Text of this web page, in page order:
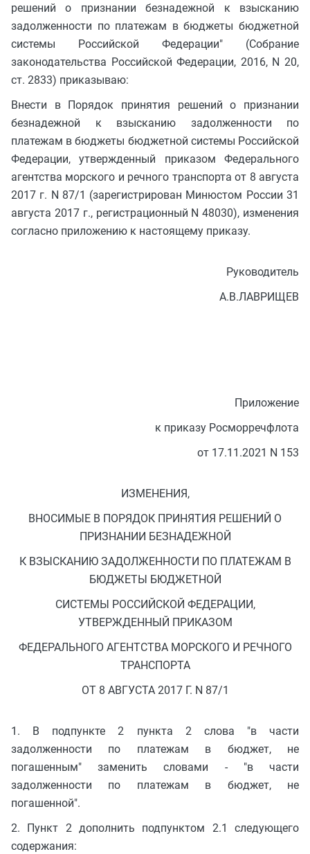
решений о признании безнадежной к взысканию
задолженности по платежам в бюджеты бюджетной
системы Российской Федерации" (Собрание
законодательства Российской Федерации, 2016, N 20,
ст. 2833) приказываю:
Внести в Порядок принятия решений о признании
безнадежной к взысканию задолженности по
платежам в бюджеты бюджетной системы Российской
Федерации, утвержденный приказом Федерального
агентства морского и речного транспорта от 8 августа
2017 г. N 87/1 (зарегистрирован Минюстом России 31
августа 2017 г., регистрационный N 48030), изменения
согласно приложению к настоящему приказу.
Руководитель
А.В.ЛАВРИЩЕВ
Приложение
к приказу Росморречфлота
от 17.11.2021 N 153
ИЗМЕНЕНИЯ,
ВНОСИМЫЕ В ПОРЯДОК ПРИНЯТИЯ РЕШЕНИЙ О
ПРИЗНАНИИ БЕЗНАДЕЖНОЙ
К ВЗЫСКАНИЮ ЗАДОЛЖЕННОСТИ ПО ПЛАТЕЖАМ В
БЮДЖЕТЫ БЮДЖЕТНОЙ
СИСТЕМЫ РОССИЙСКОЙ ФЕДЕРАЦИИ,
УТВЕРЖДЕННЫЙ ПРИКАЗОМ
ФЕДЕРАЛЬНОГО АГЕНТСТВА МОРСКОГО И РЕЧНОГО
ТРАНСПОРТА
ОТ 8 АВГУСТА 2017 Г. N 87/1
1. В подпункте 2 пункта 2 слова "в части
задолженности по платежам в бюджет, не
погашенным" заменить словами - "в части
задолженности по платежам в бюджет, не
погашенной".
2. Пункт 2 дополнить подпунктом 2.1 следующего
содержания: